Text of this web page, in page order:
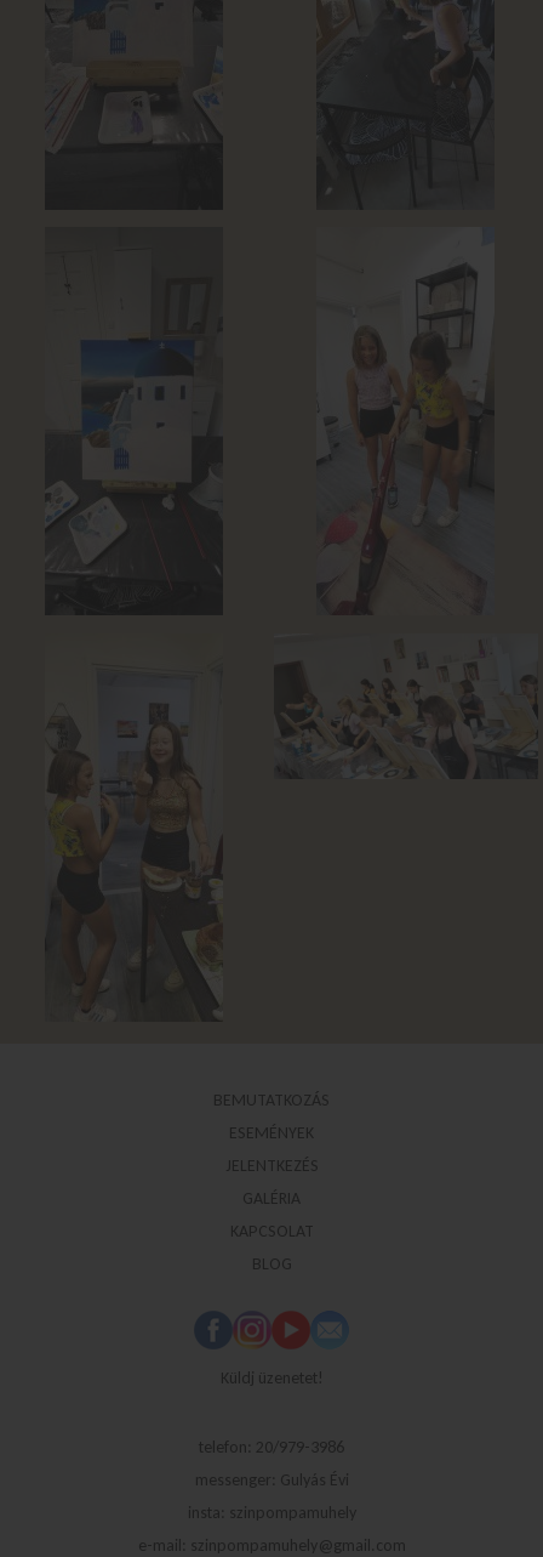
BEMUTATKOZÁS
ESEMÉNYEK
JELENTKEZÉS
GALÉRIA
KAPCSOLAT
BLOG
Küldj üzenetet!
telefon: 20/979-3986
messenger: Gulyás Évi
insta: szinpompamuhely
e-mail: szinpompamuhely@gmail.com